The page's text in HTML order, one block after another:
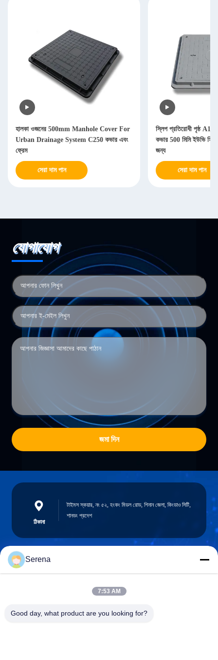
হালকা ওজনের 500mm Manhole Cover For
Urban Drainage System C250 কভার এবং
ফ্রেম
সেরা দাম পান
স্লিপ প্রতিরোধী পৃষ্ঠ
কভার 500 মিমি ইউভি
জন্য
সেরা দাম পান
যোগাযোগ
জমা দিন
ঠিকানা
টাইমস স্কয়ার, নং ৫২, হংকং মিডল রোড, শিনান জেলা, কিংডাও সিটি,
শানডং প্রদেশ
robert@ailitecover.com
Serena
7:53 AM
Good day, what product are you looking for?